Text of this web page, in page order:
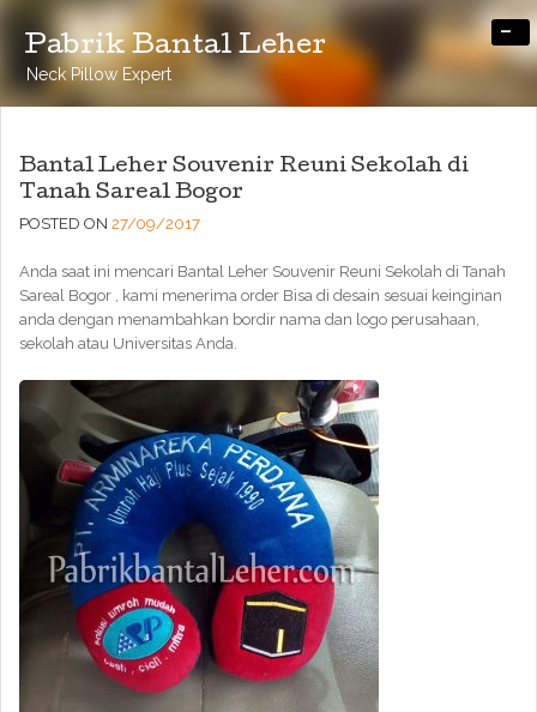
Pabrik Bantal Leher
Neck Pillow Expert
-
Bantal Leher Souvenir Reuni Sekolah di
Tanah Sareal Bogor
POSTED ON 27/09/2017
Anda saat ini mencari Bantal Leher Souvenir Reuni Sekolah di Tanah
Sareal Bogor , kami menerima order Bisa di desain sesuai keinginan
anda dengan menambahkan bordir nama dan logo perusahaan,
sekolah atau Universitas Anda.